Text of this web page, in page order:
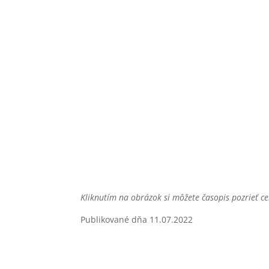
Kliknutím na obrázok si môžete časopis pozrieť
Publikované dňa 11.07.2022